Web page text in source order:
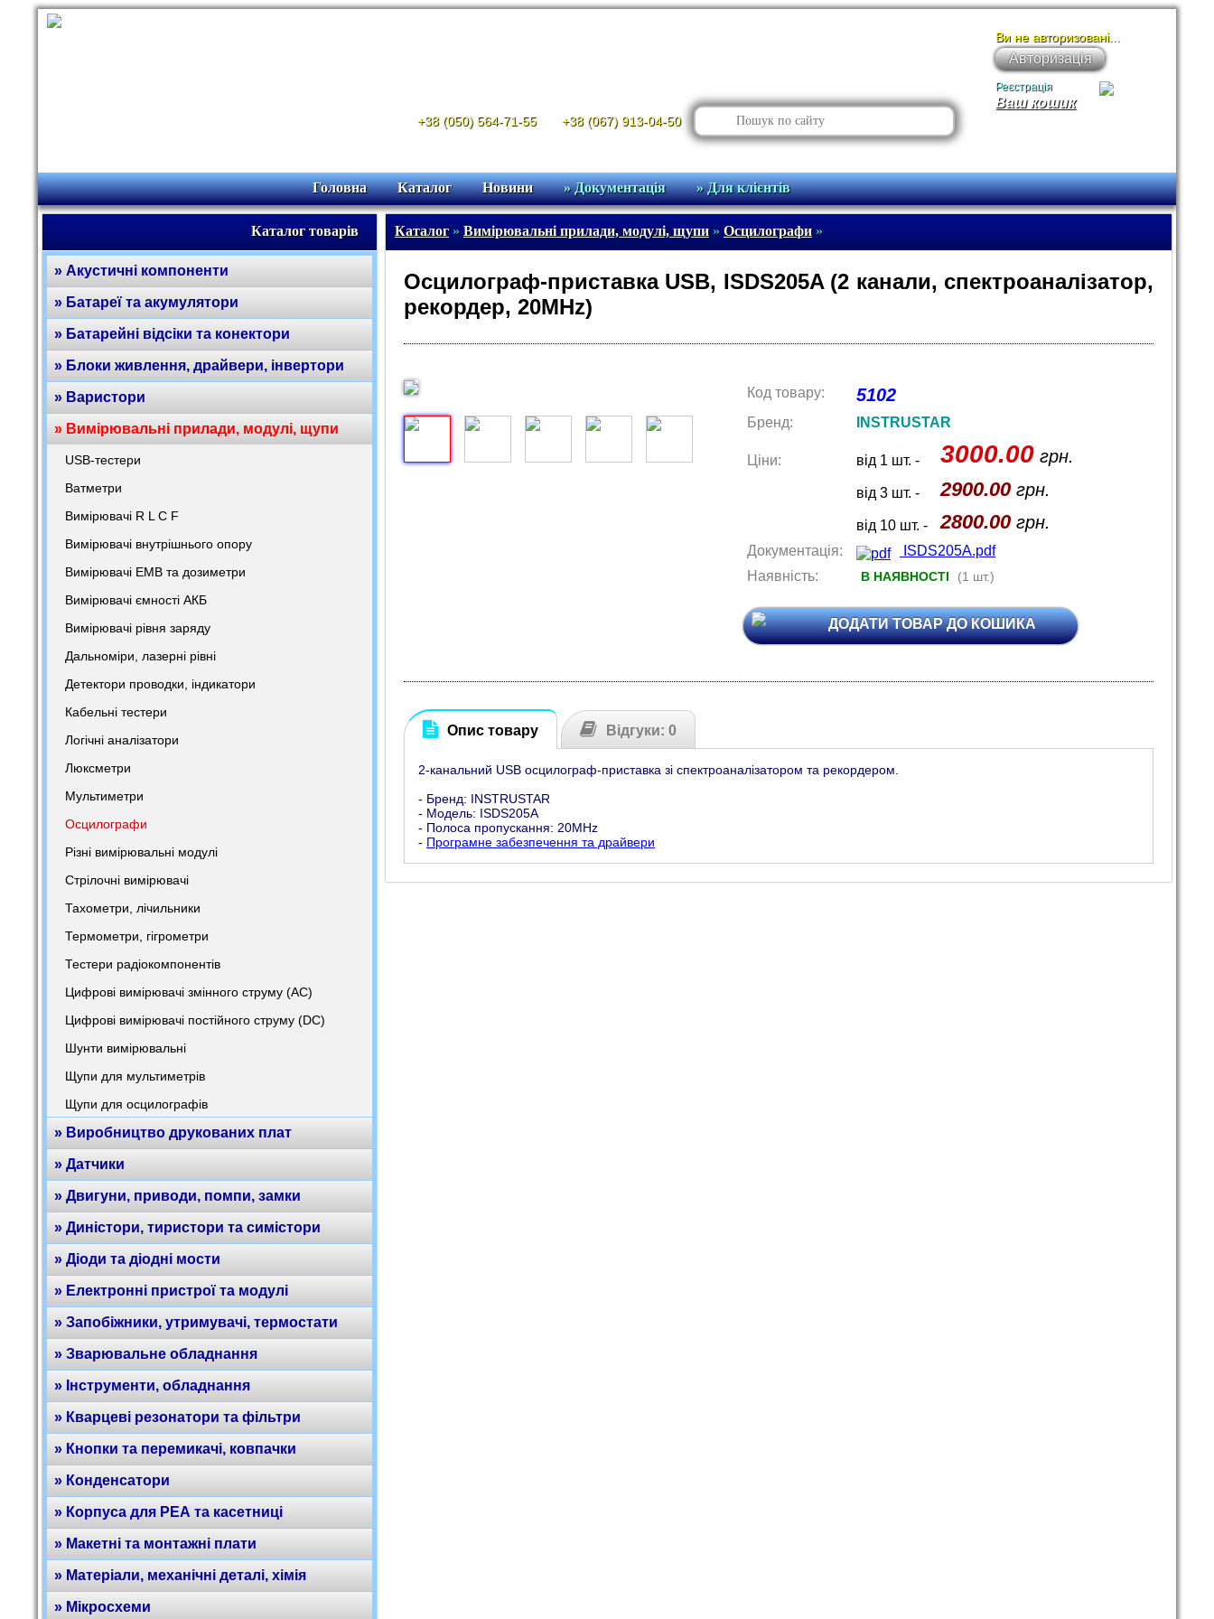
+38 (050) 564-71-55 +38 (067) 913-04-50
Ваш кошик
Ви не авторизовані...
Авторизація
Реєстрація
Головна Каталог Новини » Документація » Для клієнтів
Каталог товарів
» Акустичні компоненти
» Батареї та акумулятори
» Батарейні відсіки та конектори
» Блоки живлення, драйвери, інвертори
» Варистори
» Вимірювальні прилади, модулі, щупи
USB-тестери
Ватметри
Вимірювачі R L C F
Вимірювачі внутрішнього опору
Вимірювачі ЕМВ та дозиметри
Вимірювачі ємності АКБ
Вимірювачі рівня заряду
Дальноміри, лазерні рівні
Детектори проводки, індикатори
Кабельні тестери
Логічні аналізатори
Люксметри
Мультиметри
Осцилографи
Різні вимірювальні модулі
Стрілочні вимірювачі
Тахометри, лічильники
Термометри, гігрометри
Тестери радіокомпонентів
Цифрові вимірювачі змінного струму (AC)
Цифрові вимірювачі постійного струму (DC)
Шунти вимірювальні
Щупи для мультиметрів
Щупи для осцилографів
» Виробництво друкованих плат
» Датчики
» Двигуни, приводи, помпи, замки
» Диністори, тиристори та симістори
» Діоди та діодні мости
» Електронні пристрої та модулі
» Запобіжники, утримувачі, термостати
» Зварювальне обладнання
» Інструменти, обладнання
» Кварцеві резонатори та фільтри
» Кнопки та перемикачі, ковпачки
» Конденсатори
» Корпуса для РЕА та касетниці
» Макетні та монтажні плати
» Матеріали, механічні деталі, хімія
» Мікросхеми
Каталог» Вимірювальні прилади, модулі, щупи» Осцилографи»
Осцилограф-приставка USB, ISDS205A (2 канали, спектроаналізатор,
рекордер, 20MHz)
Код товару: 5102
Бренд: INSTRUSTAR
Ціни: від 1 шт. - 3000.00 грн.
від 3 шт. - 2900.00 грн.
від 10 шт. - 2800.00 грн.
Документація:
ISDS205A.pdf
Наявність:
В НАЯВНОСТІ (1 шт.)
ДОДАТИ ТОВАР ДО КОШИКА
Опис товару Відгуки: 0
2-канальний USB осцилограф-приставка зі спектроаналізатором та рекордером.
- Бренд: INSTRUSTAR
- Модель: ISDS205A
- Полоса пропускання: 20MHz
- Програмне забезпечення та драйвери